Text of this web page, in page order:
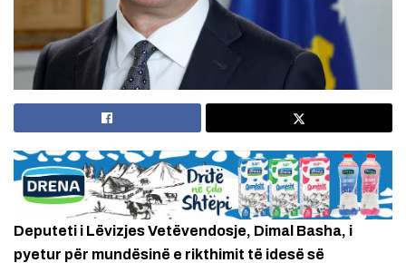
Deputeti i Lëvizjes Vetëvendosje, Dimal Basha, i
pyetur për mundësinë e rikthimit të idesë së